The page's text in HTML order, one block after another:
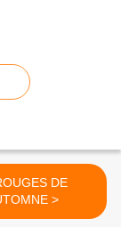
DE
L'AUTOMNE >